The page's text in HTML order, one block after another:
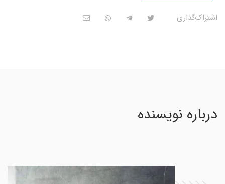
اشتراک‌گذاری
درباره نویسنده